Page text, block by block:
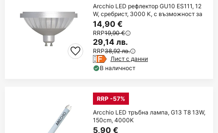
Arcchio LED рефлектор GU10 ES111, 12
W, сребрист, 3000 K, с възможност за
14,90 €
RRP19,90 €
29,14 лв.
RRP38,92 лв.
Лист с данни
В наличност
RRP -57%
Arcchio LED тръбна лампа, G13 T8 13W,
150cm, 4000K
5,90 €